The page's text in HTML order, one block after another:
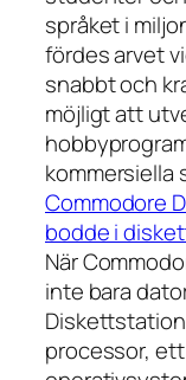
språket i
fördes arvet
snabbt och
möjligt att
kommersiella
Commodore
bodde i
När
inte bara
processor,